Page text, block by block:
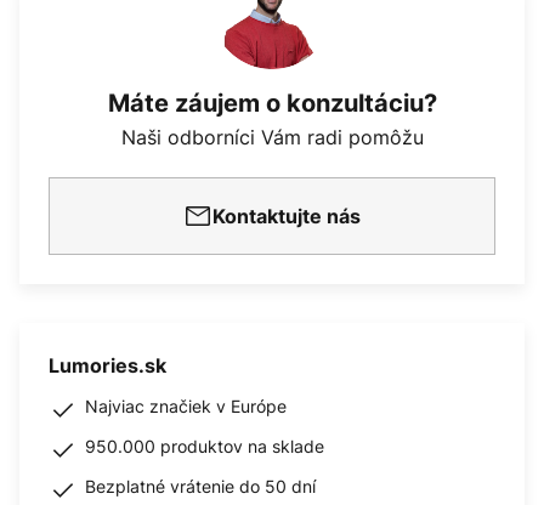
Máte záujem o konzultáciu?
Naši odborníci Vám radi pomôžu
Kontaktujte nás
Lumories.sk
Najviac značiek v Európe
950.000 produktov na sklade
Bezplatné vrátenie do 50 dní